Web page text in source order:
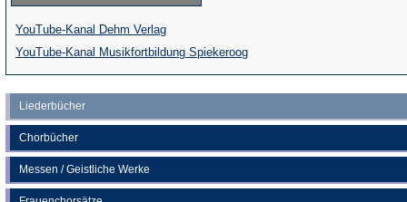
Liederbücher
Chorbücher
Messen / Geistliche Werke
YouTube-Kanal Dehm Verlag(Öffnet
in
einem
neuen
Tab)
YouTube-Kanal Musikfortbildung Spiekeroog(Öffnet
in
einem
neuen